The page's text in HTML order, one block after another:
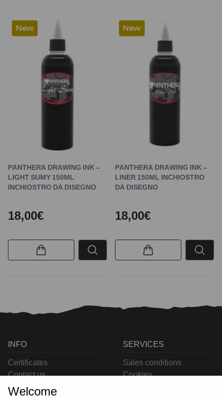
New
PANTHERA DRAWING INK –
LIGHT SUMY 150ML
INCHIOSTRO DA DISEGNO
18,00€
New
PANTHERA DRAWING INK –
LINER 150ML INCHIOSTRO
DA DISEGNO
18,00€
INFO
Certificates
Contact us
SERVICES
Sales conditions
Cookies
Welcome